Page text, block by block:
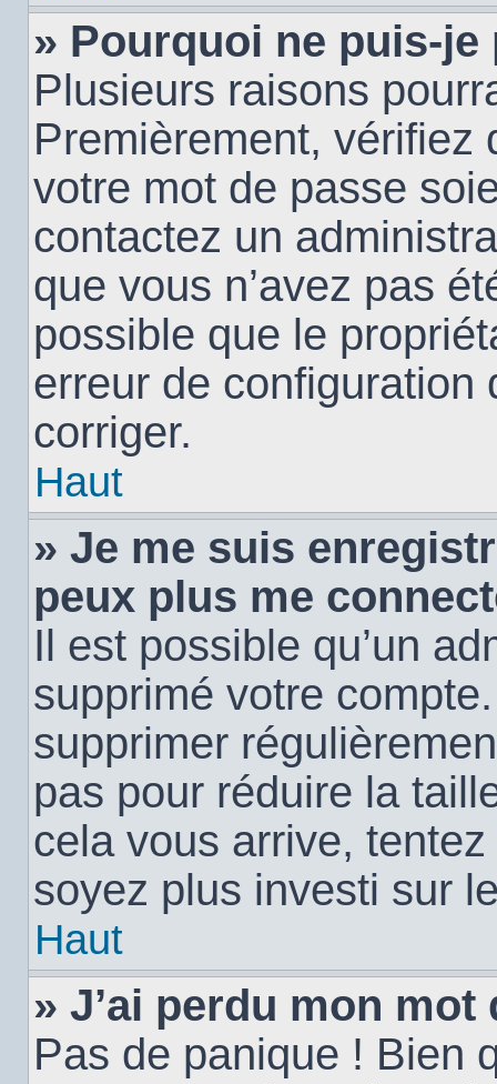
» Pourquoi ne puis-
Plusieurs raisons
Premièrement, vérifiez
votre mot de passe
contactez un
que vous n’avez pas
possible que le
erreur de configuration
corriger.
Haut
» Je me suis
peux plus me
Il est possible qu’un
supprimé votre
supprimer
pas pour réduire la
cela vous arrive,
soyez plus investi sur
Haut
» J’ai perdu mon mot
Pas de panique ! Bien